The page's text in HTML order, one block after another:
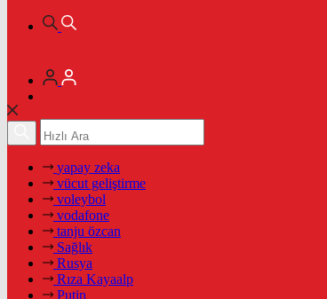
yapay zeka
vücut geliştirme
voleybol
vodafone
tanju özcan
Sağlık
Rusya
Rıza Kayaalp
Putin